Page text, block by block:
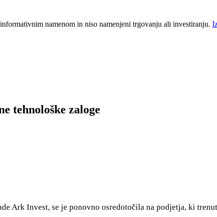
namenom in niso namenjeni trgovanju ali investiranju.
tehnološke zaloge
Ark Invest, se je ponovno osredotočila na podjetja, ki